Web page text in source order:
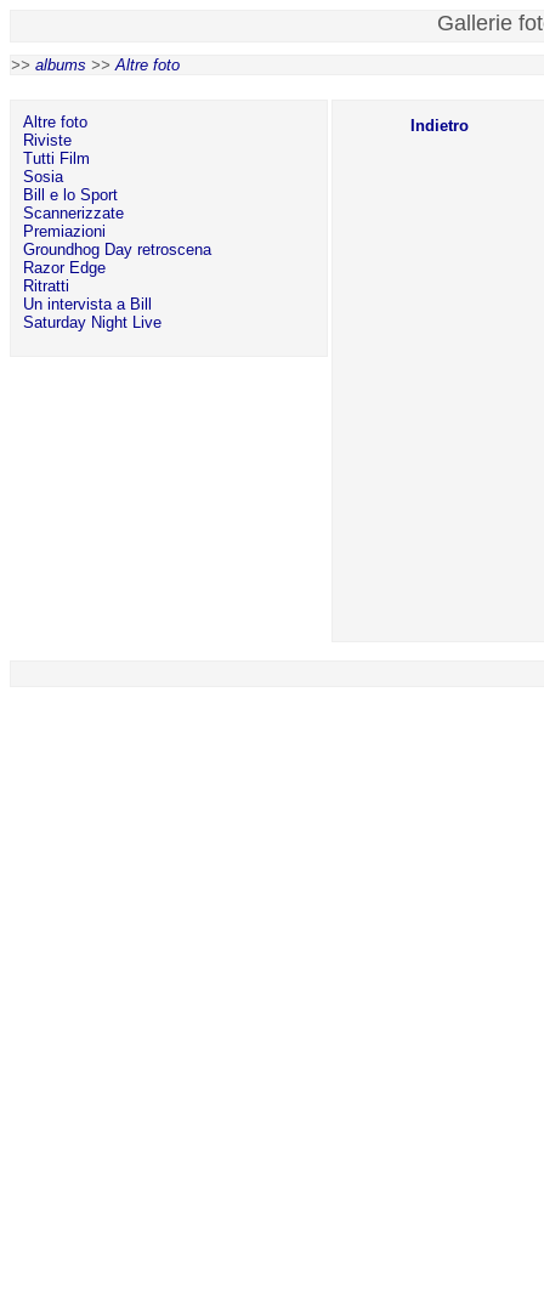
Gallerie
>> albums >>Altre foto
Altre foto
Riviste
Tutti Film
Sosia
Bill e lo Sport
Scannerizzate
Premiazioni
Groundhog Day retroscena
Razor Edge
Ritratti
Un intervista a Bill
Saturday Night Live
Indietro